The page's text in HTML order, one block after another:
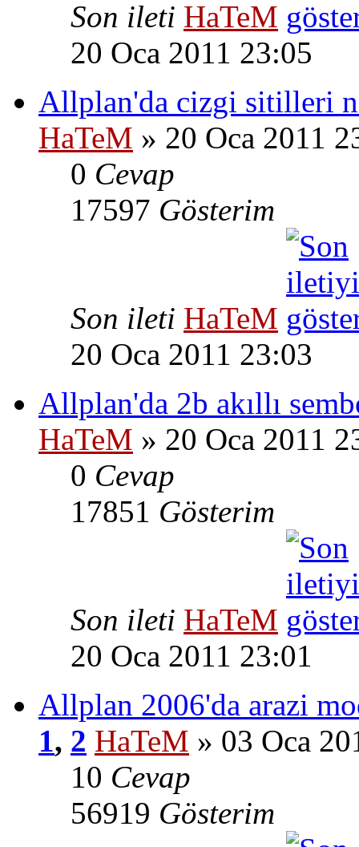
Son ileti HaTeM
20 Oca 2011 23:05
Allplan'da cizgi sitilleri
HaTeM » 20 Oca 2011
0 Cevap
17597 Gösterim
Son ileti HaTeM
20 Oca 2011 23:03
Allplan'da 2b akıllı
HaTeM » 20 Oca 2011
0 Cevap
17851 Gösterim
Son ileti HaTeM
20 Oca 2011 23:01
Allplan 2006'da arazi
1, 2 HaTeM » 03 Oca
10 Cevap
56919 Gösterim